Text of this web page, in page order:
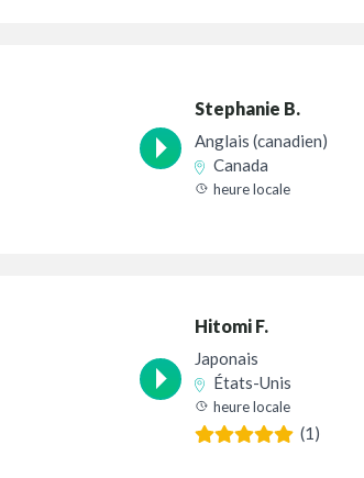
Stephanie B.
Anglais (canadien)
Canada
heure locale
Hitomi F.
Japonais
États-Unis
heure locale
(1)